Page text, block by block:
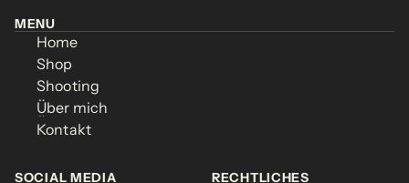
MENU
Home
Home
Shop
Shop
Shooting
Shooting
Über mich
Kontakt
MENU
Home
Home
Shop
Shop
Shooting
Shooting
Über mich
Über mich
Kontakt
SOCIAL MEDIA RECHTLICHES